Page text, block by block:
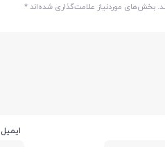
بخش‌های موردنیاز علامت‌گذاری شده‌اند*
ایمیل